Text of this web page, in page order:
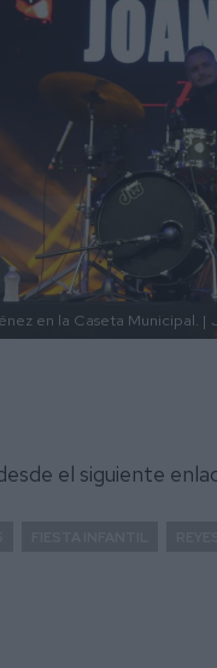
en la Caseta Municipal. |
el siguiente